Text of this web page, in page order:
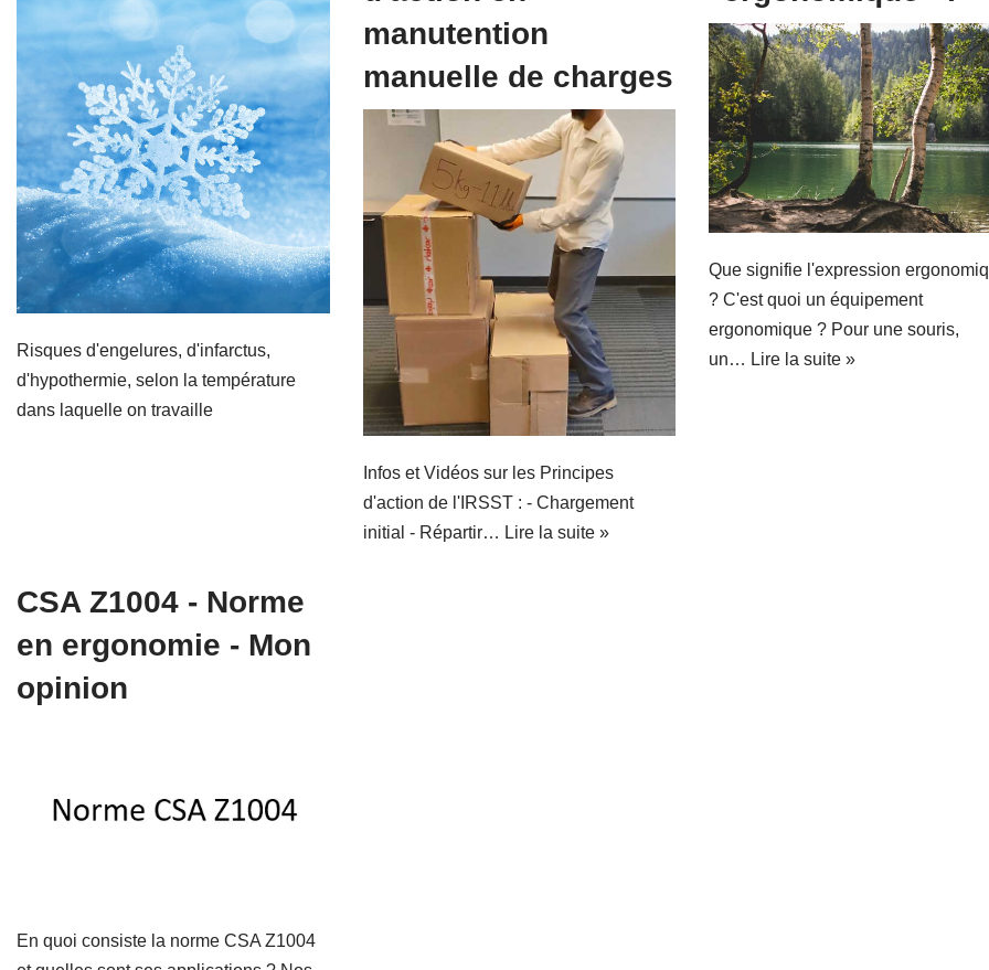
Risques d'engelures, d'infarctus,
d'hypothermie, selon la température
dans laquelle on travaille
manutention
manuelle de charges
Infos et Vidéos sur les Principes
d'action de l'IRSST : - Chargement
initial - Répartir… Lire la suite »
Que signifie l'expression
? C'est quoi un équipement
ergonomique ? Pour une souris,
un… Lire la suite »
CSA Z1004 - Norme
en ergonomie - Mon
opinion
En quoi consiste la norme CSA Z1004